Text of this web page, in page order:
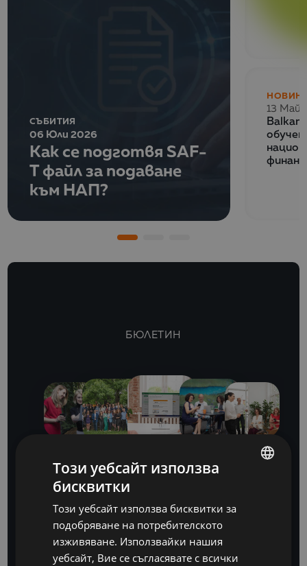
СЪБИТИЯ
06 Юли 2026
Как се подготвя SAF-
T файл за подаване
към НАП?
13 Май
Balkan
БЮЛЕТИН
Бъдете крачка
напред
ENGLISH
Този уебсайт използва
бисквитки
Този уебсайт използва бисквитки за
подобряване на потребителското
изживяване. Използвайки нашия
уебсайт, Вие се съгласявате с всички